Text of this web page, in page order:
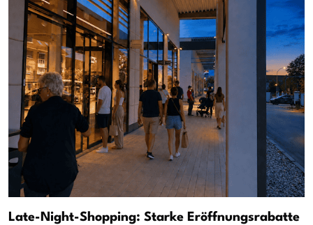
Late-Night-Shopping: Starke Eröffnungsrabatte